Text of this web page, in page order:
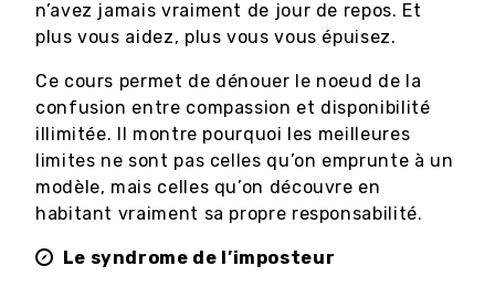
n’avez jamais vraiment de jour de repos. Et
plus vous aidez, plus vous vous épuisez.
Ce cours permet de dénouer le noeud de la
confusion entre compassion et disponibilité
illimitée. Il montre pourquoi les meilleures
limites ne sont pas celles qu’on emprunte à un
modèle, mais celles qu’on découvre en
habitant vraiment sa propre responsabilité.
Le syndrome de l’imposteur